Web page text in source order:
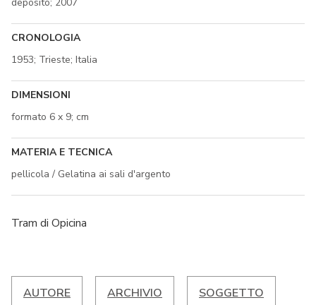
CRONOLOGIA
1953; Trieste; Italia
DIMENSIONI
formato 6 x 9; cm
MATERIA E TECNICA
pellicola / Gelatina ai sali d'argento
Tram di Opicina
AUTORE ARCHIVIO SOGGETTO